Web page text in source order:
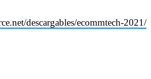
descargables/ecommtech-2021/